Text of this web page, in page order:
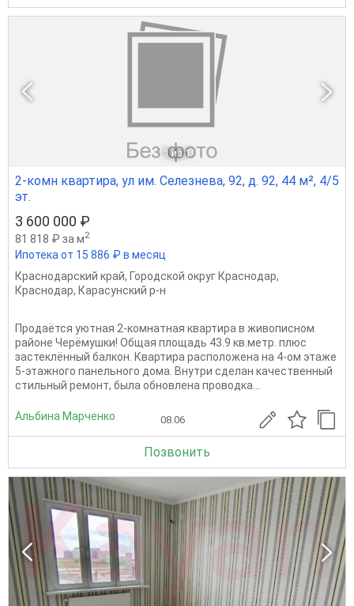
1 из 1
2-комн квартира, ул им. Селезнева, 92, д. 92, 44 м², 4/5
эт.
3 600 000 ₽
81 818 ₽ за м2
Ипотека от 15 886 ₽ в месяц
Краснодарский край, Городской округ Краснодар,
Краснодар, Карасунский р-н
Продаётся уютная 2-комнатная квартира в живописном
районе Черёмушки! Общая площадь 43.9 кв.метр. плюс
застеклённый балкон. Квартира расположена на 4-ом этаже
5-этажного панельного дома. Внутри сделан качественный
стильный ремонт, была обновлена проводка...
Альбина Марченко 08.06
Позвонить